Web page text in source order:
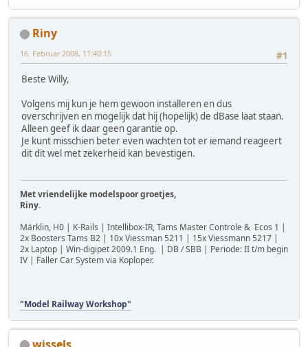
Riny
#1
16. Februar 2008, 11:40:15
Beste Willy,
Volgens mij kun je hem gewoon installeren en dus
overschrijven en mogelijk dat hij (hopelijk) de dBase laat staan.
Alleen geef ik daar geen garantie op.
Je kunt misschien beter even wachten tot er iemand reageert
dit dit wel met zekerheid kan bevestigen.
Met vriendelijke modelspoor groetjes,
Riny.
Märklin, H0 | K-Rails | Intellibox-IR, Tams Master Controle & Ecos 1 |
2x Boosters Tams B2 | 10x Viessman 5211 | 15x Viessmann 5217 |
2x Laptop | Win-digipet 2009.1 Eng. | DB / SBB | Periode: II t/m begin
IV | Faller Car System via Koploper.
"Model Railway Workshop"